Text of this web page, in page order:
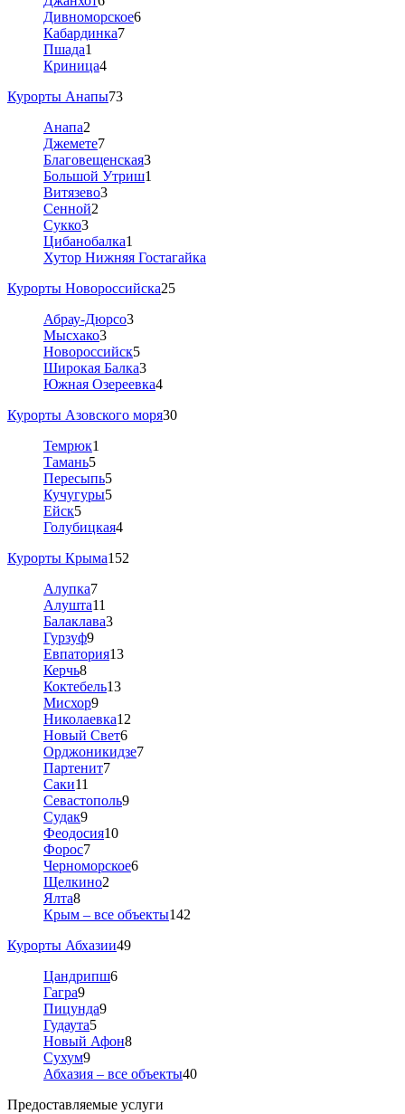
Дивноморское6
Кабардинка7
Пшада1
Криница4
Курорты Анапы73
Анапа2
Джемете7
Благовещенская3
Большой Утриш1
Витязево3
Сенной2
Сукко3
Цибанобалка1
Хутор Нижняя Гостагайка
Курорты Новороссийска25
Абрау-Дюрсо3
Мысхако3
Новороссийск5
Широкая Балка3
Южная Озереевка4
Курорты Азовского моря30
Темрюк1
Тамань5
Пересыпь5
Кучугуры5
Ейск5
Голубицкая4
Курорты Крыма152
Алупка7
Алушта11
Балаклава3
Гурзуф9
Евпатория13
Керчь8
Коктебель13
Мисхор9
Николаевка12
Новый Свет6
Орджоникидзе7
Партенит7
Саки11
Севастополь9
Судак9
Феодосия10
Форос7
Черноморское6
Щелкино2
Ялта8
Крым – все объекты142
Курорты Абхазии49
Цандрипш6
Гагра9
Пицунда9
Гудаута5
Новый Афон8
Сухум9
Абхазия – все объекты40
Предоставляемые услуги